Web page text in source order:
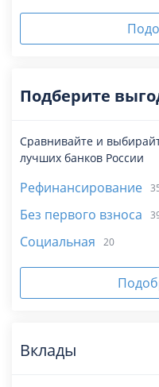
Подберите
Сравнивайте и
лучших банков России
Рефинансирование
Без первого взноса
Социальная 20
Вклады